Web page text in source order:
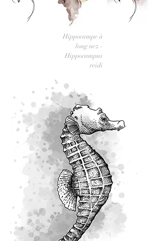
Hippocampe à
long nez -
Hippocampus
reidi